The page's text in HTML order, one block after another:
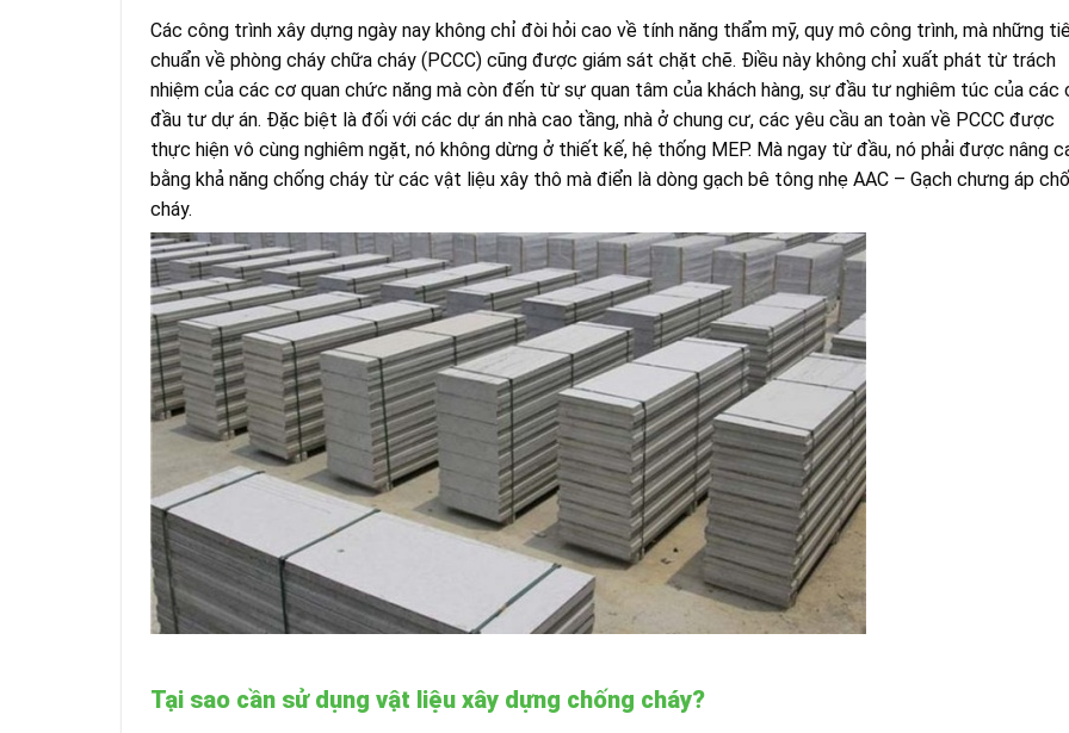
Các công trình xây dựng ngày nay không chỉ đòi hỏi cao về tính năng thẩm mỹ, quy mô công trình, mà những
chuẩn về phòng cháy chữa cháy (PCCC) cũng được giám sát chặt chẽ. Điều này không chỉ xuất phát từ trách
nhiệm của các cơ quan chức năng mà còn đến từ sự quan tâm của khách hàng, sự đầu tư nghiêm túc của các
đầu tư dự án. Đặc biệt là đối với các dự án nhà cao tầng, nhà ở chung cư, các yêu cầu an toàn về PCCC được
thực hiện vô cùng nghiêm ngặt, nó không dừng ở thiết kế, hệ thống MEP. Mà ngay từ đầu, nó phải được nâng
bằng khả năng chống cháy từ các vật liệu xây thô mà điển là dòng gạch bê tông nhẹ AAC – Gạch chưng áp
cháy.
Tại sao cần sử dụng vật liệu xây dựng chống cháy?